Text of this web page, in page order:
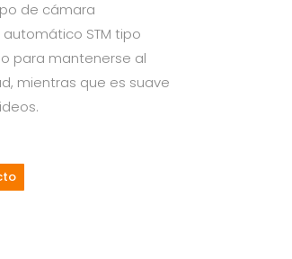
de cámara
STM tipo
para mantenerse al
mientras que es suave